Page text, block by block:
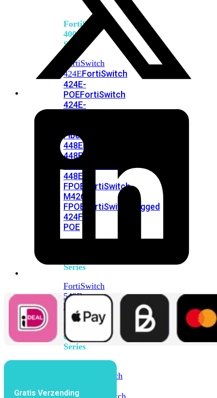
FortiSwitch
400
Series
FortiSwitch
424EFortiSwitch
424E-
POEFortiSwitch
424E-
Fiber
448EFortiSwitch
448E-
448E-
FPOE
FortiSwitch
M426E-
FPOE
FortiSwitchRugged
424F-
POE
Series
FortiSwitch
548D-
FPOE
FortiSwitch
600
Series
FortiSwitch
FPOE
FortiSwitch
Gratis Verzending